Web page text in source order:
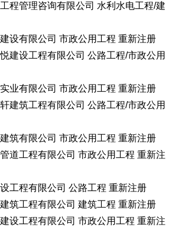
程管理咨询有限公司 水利水电工程/建
设有限公司 市政公用工程 重新注册
建设工程有限公司 公路工程/市政公用
业有限公司 市政公用工程 重新注册
建筑工程有限公司 公路工程/市政公用
筑有限公司 市政公用工程 重新注册
道工程有限公司 市政公用工程 重新注
工程有限公司 公路工程 重新注册
筑工程有限公司 建筑工程 重新注册
设工程有限公司 市政公用工程 重新注